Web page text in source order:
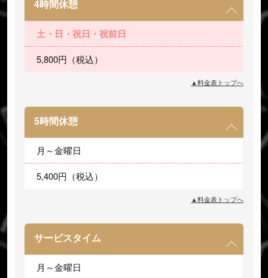
4時間休憩
土・日・祝日・祝前日
5,800円（税込）
▲料金表トップへ
5時間休憩
月～金曜日
5,400円（税込）
▲料金表トップへ
サービスタイム
月～金曜日